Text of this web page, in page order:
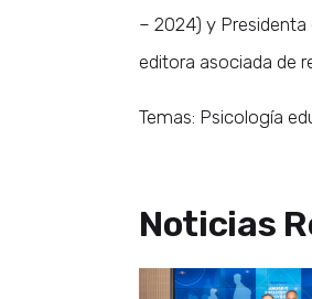
– 2024) y
editora asociada de
Temas: Psicología
Noticias